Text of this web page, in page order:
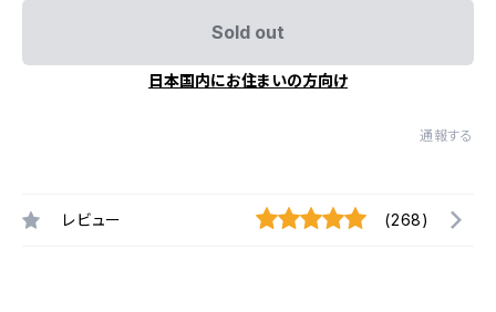
Sold out
日本国内にお住まいの方向け
通報する
レビュー (268)